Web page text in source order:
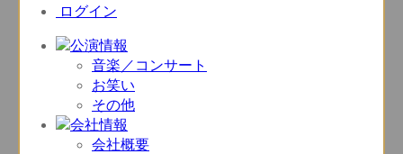
ログイン
音楽／コンサート
お笑い
その他
会社概要